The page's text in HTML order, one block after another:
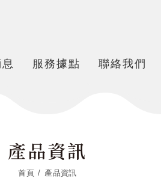
服務據點 聯絡我們
產品資訊
首頁 產品資訊